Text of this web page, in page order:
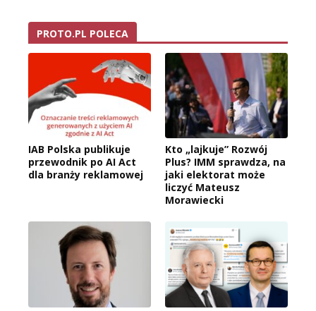
PROTO.PL POLECA
IAB Polska publikuje
przewodnik po AI Act
dla branży reklamowej
Kto „lajkuje” Rozwój
Plus? IMM sprawdza, na
jaki elektorat może
liczyć Mateusz
Morawiecki